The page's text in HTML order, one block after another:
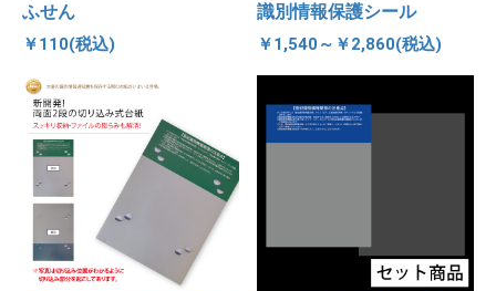
ふせん
￥110(税込)
識別情報保護シール
￥1,540～￥2,860(税込)